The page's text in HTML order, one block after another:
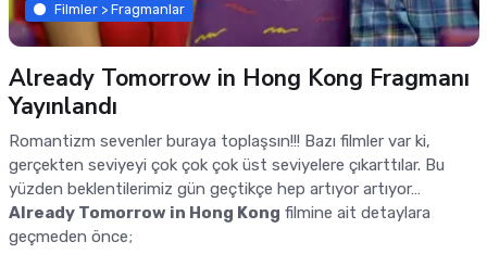
Filmler > Fragmanlar
Already Tomorrow in Hong Kong Fragmanı
Yayınlandı
Romantizm sevenler buraya toplaşsın!!! Bazı filmler var ki,
gerçekten seviyeyi çok çok çok üst seviyelere çıkarttılar. Bu
yüzden beklentilerimiz gün geçtikçe hep artıyor artıyor…
Already Tomorrow in Hong Kong filmine ait detaylara
geçmeden önce;